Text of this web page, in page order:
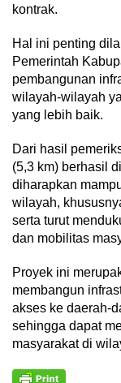
kontrak.
Hal ini penting
Pemerintah
pembangunan
wilayah-wilayah
yang lebih baik.
Dari hasil
(5,3 km) berhasil
diharapkan
wilayah,
serta turut
dan mobilitas
Proyek ini
membangun
akses ke daerah-
sehingga dapat
masyarakat di